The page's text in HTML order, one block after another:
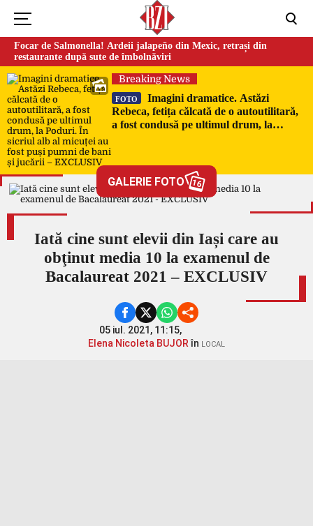
Focar de Salmonella! Ardeii jalapeño din Mexic, retrași din
restaurante după sute de îmbolnăviri
Breaking News
FOTO
Imagini dramatice. Astăzi
Rebeca, fetița călcată de o autoutilitară,
a fost condusă pe ultimul drum, la
EXCLUSIV
GALERIE FOTO 16
Iată cine sunt elevii din Iași care au
obţinut media 10 la examenul de
Bacalaureat 2021 – EXCLUSIV
05 iul. 2021, 11:15,
Elena Nicoleta BUJORîn LOCAL